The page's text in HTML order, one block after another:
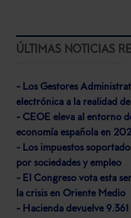
ÚLTIMAS NOTICIAS
- Los Gestores
electrónica a la realidad de
- CEOE eleva al entorno
economía española en
- Los impuestos
por sociedades y empleo
- El Congreso vota esta
la crisis en Oriente Medio
- Hacienda devuelve